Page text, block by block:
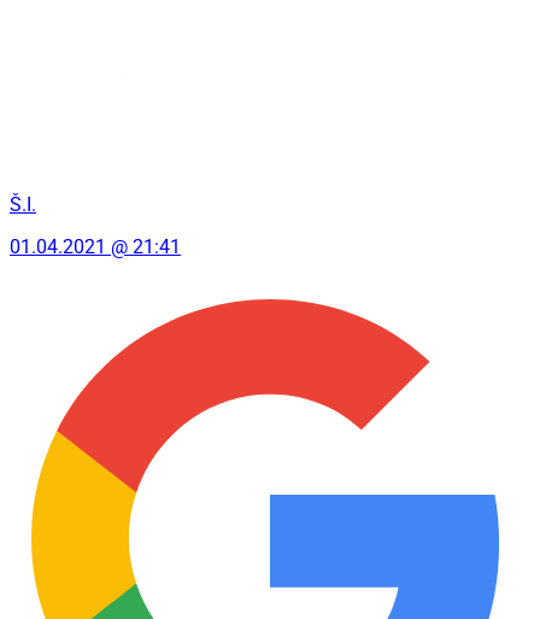
Š.I.
01.04.2021 @ 21:41